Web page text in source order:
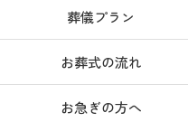
葬儀プラン
お葬式の流れ
お急ぎの方へ